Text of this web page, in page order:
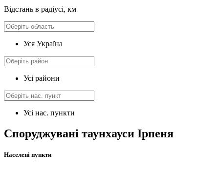
Відстань в радіусі, км
Уся Україна
Усі райони
Усі нас. пункти
Споруджувані таунхауси Ірпеня
Населені пункти